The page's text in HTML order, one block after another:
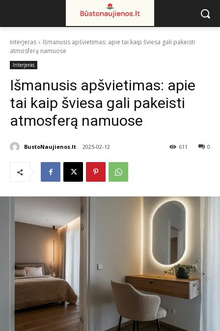
Interjeras
Išmanusis apšvietimas: apie tai kaip šviesa gali pakeisti
atmosferą namuose
Interjeras
Išmanusis apšvietimas: apie
tai kaip šviesa gali pakeisti
atmosferą namuose
BustoNaujienos.lt 2025-02-12 0
611